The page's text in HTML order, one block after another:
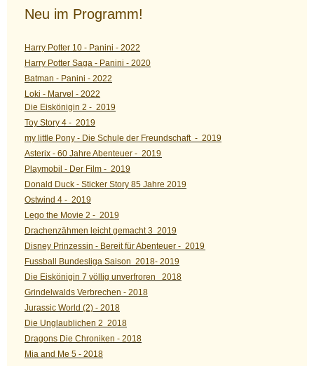
Neu im Programm!
Harry Potter 10 - Panini - 2022
Harry Potter Saga - Panini - 2020
Batman - Panini - 2022
Loki - Marvel - 2022
Die Eiskönigin 2 - 2019
Toy Story 4 - 2019
my little Pony - Die Schule der Freundschaft - 2019
Asterix - 60 Jahre Abenteuer - 2019
Playmobil - Der Film - 2019
Donald Duck - Sticker Story 85 Jahre 2019
Ostwind 4 - 2019
Lego the Movie 2 - 2019
Drachenzähmen leicht gemacht 3 2019
Disney Prinzessin - Bereit für Abenteuer - 2019
Fussball Bundesliga Saison 2018- 2019
Die Eiskönigin 7 völlig unverfroren 2018
Grindelwalds Verbrechen - 2018
Jurassic World (2) - 2018
Die Unglaublichen 2 2018
Dragons Die Chroniken - 2018
Mia and Me 5 - 2018